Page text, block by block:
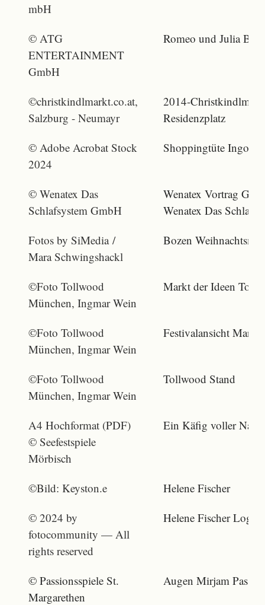
mbH
© ATG
ENTERTAINMENT
GmbH
Romeo und Julia
©christkindlmarkt.co.at,
Salzburg - Neumayr
2014-
Residenzplatz
© Adobe Acrobat Stock
2024
Shoppingtüte
© Wenatex Das
Schlafsystem GmbH
Wenatex Vortrag
Wenatex Das
Fotos by SiMedia /
Mara Schwingshackl
Bozen
©Foto Tollwood
München, Ingmar Wein
Markt der Ideen
©Foto Tollwood
München, Ingmar Wein
Festivalansicht Markt
©Foto Tollwood
München, Ingmar Wein
Tollwood Stand
A4 Hochformat (PDF)
© Seefestspiele
Mörbisch
Ein Käfig voller
©Bild: Keyston.e
Helene Fischer
© 2024 by
fotocommunity — All
rights reserved
Helene Fischer Logo
© Passionsspiele St.
Margarethen
Augen Mirjam